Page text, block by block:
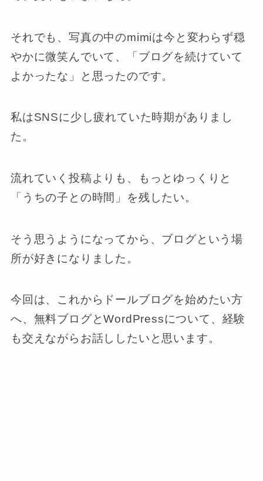
それでも、写真の中のmimiは今と変わらず穏
やかに微笑んでいて、「ブログを続けていて
よかったな」と思ったのです。
私はSNSに少し疲れていた時期がありまし
た。
流れていく投稿よりも、もっとゆっくりと
「うちの子との時間」を残したい。
そう思うようになってから、ブログという場
所が好きになりました。
今回は、これからドールブログを始めたい方
へ、無料ブログとWordPressについて、経験
も交えながらお話ししたいと思います。